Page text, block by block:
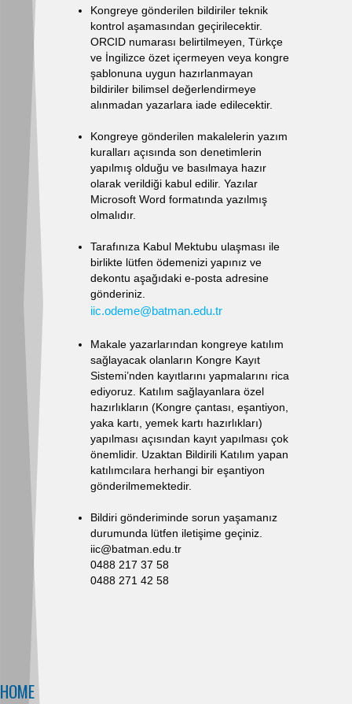
Kongreye gönderilen bildiriler teknik
kontrol aşamasından geçirilecektir.
ORCID numarası belirtilmeyen, Türkçe
ve İngilizce özet içermeyen veya kongre
şablonuna uygun hazırlanmayan
bildiriler bilimsel değerlendirmeye
alınmadan yazarlara iade edilecektir.
Kongreye gönderilen makalelerin yazım
kuralları açısında son denetimlerin
yapılmış olduğu ve basılmaya hazır
olarak verildiği kabul edilir. Yazılar
Microsoft Word formatında yazılmış
olmalıdır.
Tarafınıza Kabul Mektubu ulaşması ile
birlikte lütfen ödemenizi yapınız ve
dekontu aşağıdaki e-posta adresine
gönderiniz.
iic.odeme@batman.edu.tr
Makale yazarlarından kongreye katılım
sağlayacak olanların Kongre Kayıt
Sistemi’nden kayıtlarını yapmalarını rica
ediyoruz. Katılım sağlayanlara özel
hazırlıkların (Kongre çantası, eşantiyon,
yaka kartı, yemek kartı hazırlıkları)
yapılması açısından kayıt yapılması çok
önemlidir. Uzaktan Bildirili Katılım yapan
katılımcılara herhangi bir eşantiyon
gönderilmemektedir.
Bildiri gönderiminde sorun yaşamanız
durumunda lütfen iletişime geçiniz.
iic@batman.edu.tr
0488 217 37 58
0488 271 42 58
HOME